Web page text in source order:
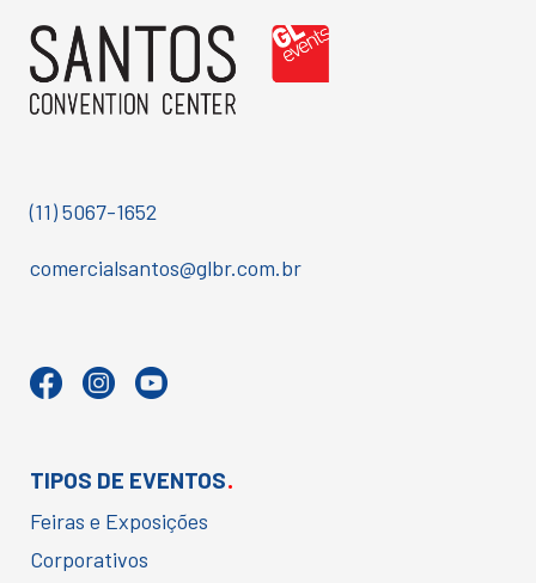
(11) 5067-1652
comercialsantos@glbr.com.br
TIPOS DE EVENTOS.
Feiras e Exposições
Corporativos